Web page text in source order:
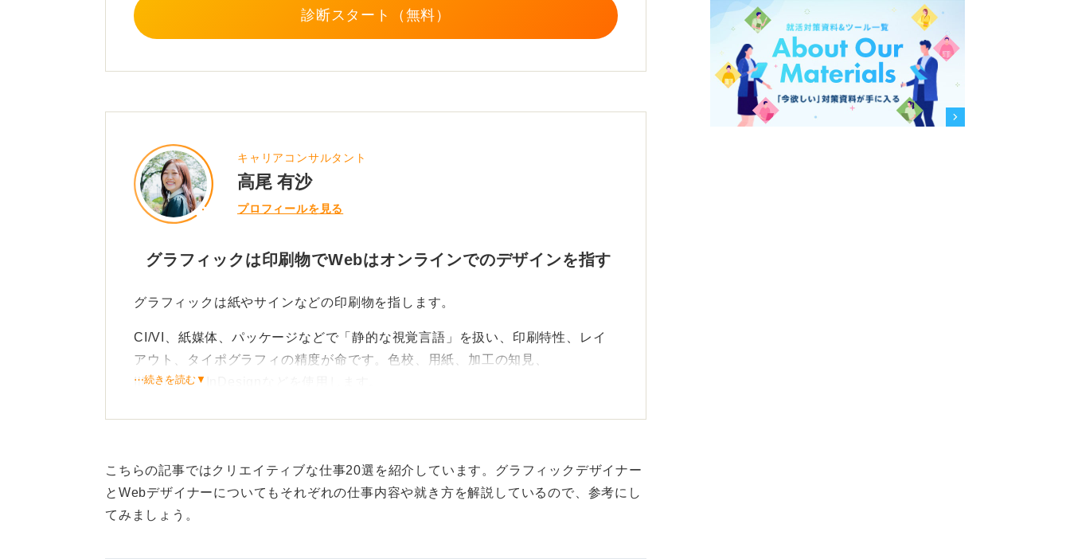
診断スタート（無料）
キャリアコンサルタント
高尾 有沙
プロフィールを見る
グラフィックは印刷物でWebはオンラインでのデザインを指す
グラフィックは紙やサインなどの印刷物を指します。
CI/VI、紙媒体、パッケージなどで「静的な視覚言語」を扱い、印刷特性、レイ
アウト、タイポグラフィの精度が命です。色校、用紙、加工の知見、
Illustrator、InDesignなどを使用します。
Webは画面設計、UI/UX、運用を指します。
く体験」の設計が中心です。Figma、HTML/CSS/JS理解、CMS、レスポンシブ
などの知見が必要です。
⋯続きを読む▼
こちらの記事ではクリエイティブな仕事20選を紹介しています。グラフィックデザイナー
とWebデザイナーについてもそれぞれの仕事内容や就き方を解説しているので、参考にし
てみましょう。